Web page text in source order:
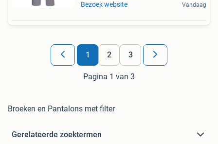
Bezoek website Vandaag
1 2 3
Pagina 1 van 3
Broeken en Pantalons met filter
Gerelateerde zoektermen